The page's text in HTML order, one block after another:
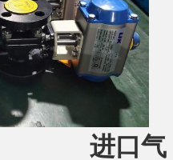
进口气